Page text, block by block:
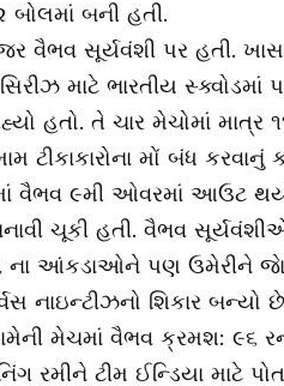
બોલમાં બની હતી.
વૈભવ સૂર્યવંશી પર હતી.
માટે ભારતીય સ્ક્વોડમાં
હતો. તે ચાર મેચોમાં
ટીકાકારોના મોં બંધ કરવાનું
વૈભવ ૯મી ઓવરમાં આઉટ
ચૂકી હતી. વૈભવ
ના આંકડાઓને પણ ઉમેરીને
નાઇન્ટીઝનો શિકાર
મેચમાં વૈભવ ક્રમશ:
રમીને ટીમ ઈન્ડિયા માટે